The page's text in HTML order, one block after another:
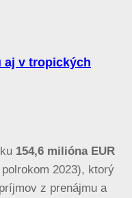
aj v tropických
154,6 milióna EUR
2023), ktorý
z prenájmu a